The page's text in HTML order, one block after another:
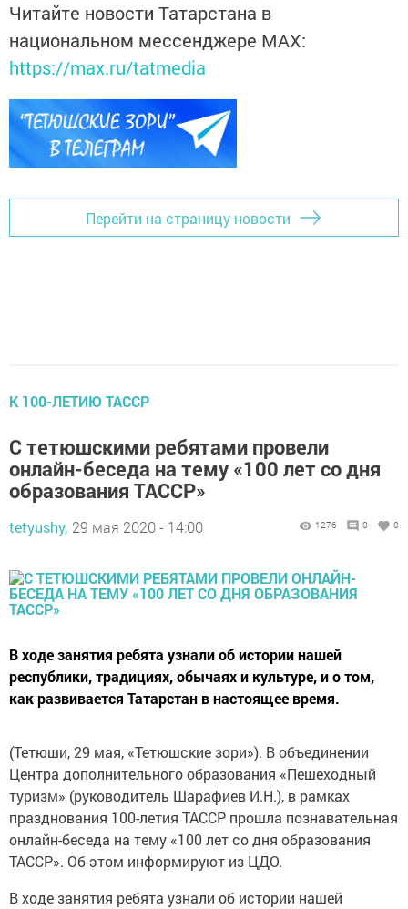
Читайте новости Татарстана в
национальном мессенджере MАХ:
https://max.ru/tatmedia
Перейти на страницу новости
К 100-ЛЕТИЮ ТАССР
С тетюшскими ребятами провели
онлайн-беседа на тему «100 лет со дня
образования ТАССР»
tetyushy, 29 мая 2020 - 14:00 1276 0 0
В ходе занятия ребята узнали об истории нашей
республики, традициях, обычаях и культуре, и о том,
как развивается Татарстан в настоящее время.
(Тетюши, 29 мая, «Тетюшские зори»). В объединении
Центра дополнительного образования «Пешеходный
туризм» (руководитель Шарафиев И.Н.), в рамках
празднования 100-летия ТАССР прошла познавательная
онлайн-беседа на тему «100 лет со дня образования
ТАССР». Об этом информируют из ЦДО.
В ходе занятия ребята узнали об истории нашей